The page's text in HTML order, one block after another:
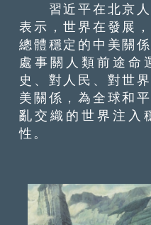
習近平在北京人
表示，世界在發展
總體穩定的中美關
處事關人類前途命
史、對人民、對世
美關係，為全球和
亂交織的世界注入
性。